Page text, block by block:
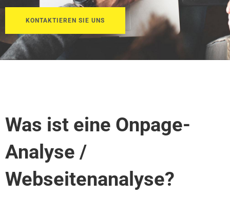
KONTAKTIEREN SIE UNS
Was ist eine Onpage-
Analyse /
Webseitenanalyse?